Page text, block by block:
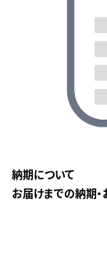
納期について
お届けまでの納期